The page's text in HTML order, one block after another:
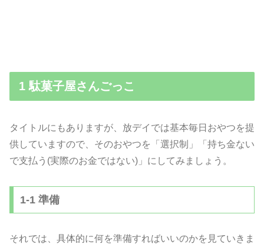
1 駄菓子屋さんごっこ
タイトルにもありますが、 放デイでは基本毎日おやつを提
供していますので、そのおやつを「 選択制」「持ち金ない
で支払う(実際のお金ではない)」 にしてみましょう。
1-1 準備
それでは、具体的に何を準備すればいいのかを見ていきま